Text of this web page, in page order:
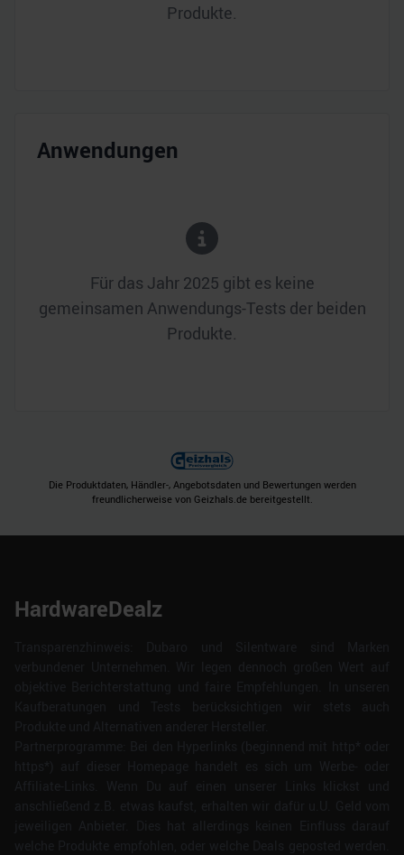
Produkte.
Anwendungen
Für das Jahr 2025 gibt es keine
gemeinsamen Anwendungs-Tests der beiden
Produkte.
Die Produktdaten, Händler-, Angebotsdaten und Bewertungen werden
freundlicherweise von Geizhals.de bereitgestellt.
HardwareDealz